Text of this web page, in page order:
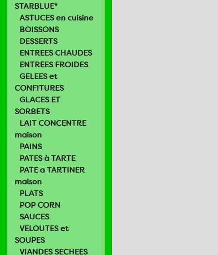
STARBLUE*
ASTUCES en cuisine
BOISSONS
DESSERTS
ENTREES CHAUDES
ENTREES FROIDES
GELEES et
CONFITURES
GLACES ET
SORBETS
LAIT CONCENTRE
maison
PAINS
PATES à TARTE
PATE a TARTINER
maison
PLATS
POP CORN
SAUCES
VELOUTES et
SOUPES
VIANDES SECHEES